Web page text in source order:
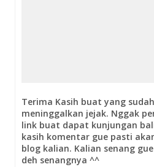
Terima Kasih buat yang
meninggalkan jejak. Nggak
link buat dapat kunjungan
kasih komentar gue pasti
blog kalian. Kalian senang
deh senangnya ^^